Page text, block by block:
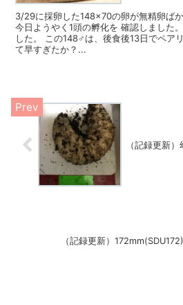
3/29に採卵した148×70の卵が無精卵ば
今日ようやく1頭の孵化を 確認しました
した。 この148♂は、後食後13日でペア
て早すぎたか？...
（記録更新
（記録更新）172mm(SDU172)